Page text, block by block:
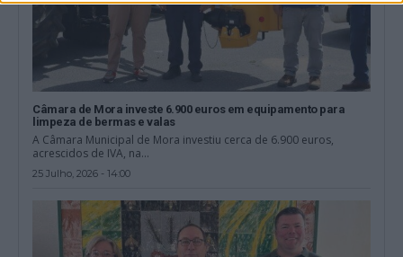
Câmara de Mora investe 6.900 euros em equipamento para
limpeza de bermas e valas
A Câmara Municipal de Mora investiu cerca de 6.900 euros,
acrescidos de IVA, na...
25 Julho, 2026 - 14:00